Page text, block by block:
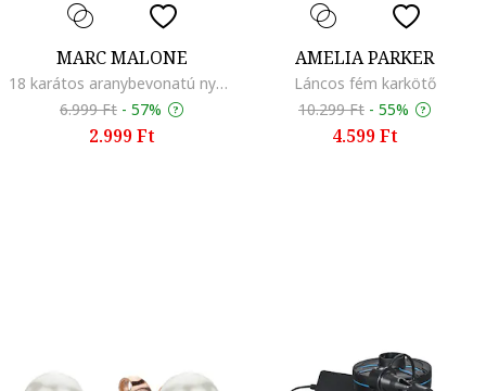
MARC MALONE
18 karátos aranybevonatú nyaklánc kígyó alakú medállal, Aranyszín
6.999 Ft - 57%
2.999 Ft
AMELIA PARKER
Láncos fém karkötő
10.299 Ft - 55%
4.599 Ft